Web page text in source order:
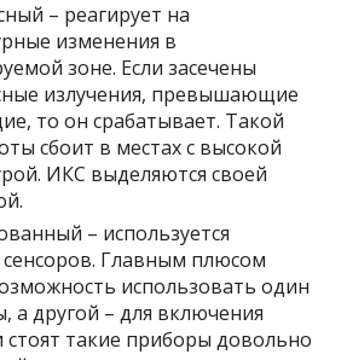
– реагирует на
изменения в
зоне. Если засечены
излучения, превышающие
то он срабатывает. Такой
сбоит в местах с высокой
ИКС выделяются своей
– используется
сенсоров. Главным плюсом
использовать один
а другой – для включения
стоят такие приборы довольно